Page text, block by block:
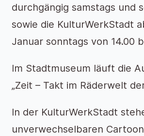
durchgängig samstags und
sowie die KulturWerkStadt
Januar sonntags von 14.00
Im Stadtmuseum läuft die
„Zeit – Takt im Räderwelt
In der KulturWerkStadt
unverwechselbaren